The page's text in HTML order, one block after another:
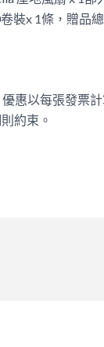
裝x 1條，贈品
惠以每張發票
約束。